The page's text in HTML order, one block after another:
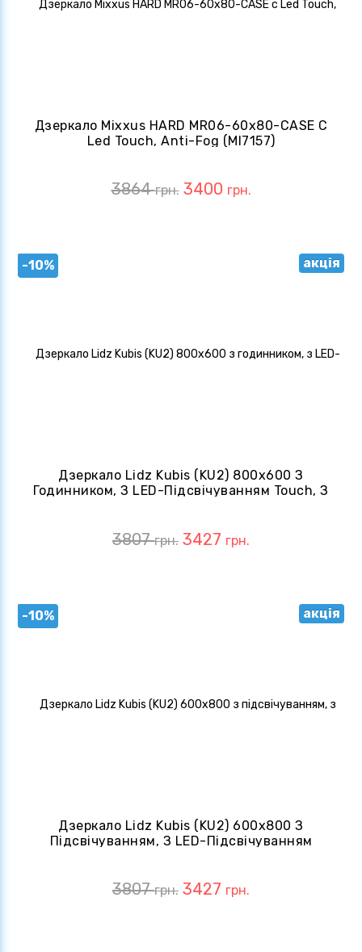
Дзеркало Mixxus HARD MR06-60x80-CASE С
Led Touch, Anti-Fog (MI7157)
3864грн. 3400 грн.
-10% акція
Дзеркало Lidz Kubis (KU2) 800х600 З
Годинником, З LED-Підсвічуванням Touch, З
3807грн. 3427 грн.
-10% акція
Дзеркало Lidz Kubis (KU2) 600х800 З
Підсвічуванням, З LED-Підсвічуванням
3807грн. 3427 грн.